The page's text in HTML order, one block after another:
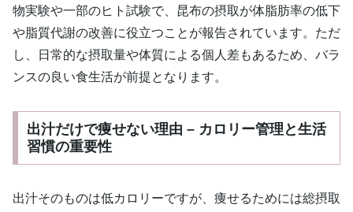
物実験や一部のヒト試験で、昆布の摂取が体脂肪率の低下
や脂質代謝の改善に役立つことが報告されています。ただ
し、日常的な摂取量や体質による個人差もあるため、バラ
ンスの良い食生活が前提となります。
出汁だけで痩せない理由 – カロリー管理と生活
習慣の重要性
出汁そのものは低カロリーですが、痩せるためには総摂取